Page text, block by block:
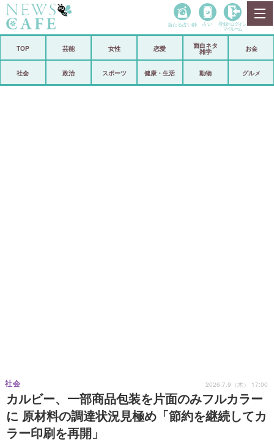
政治
当たる占い師 占い 登録• ログイン
マイルーム
TOP 芸能 女性 恋愛
面白ネタ
雑学
お金
社会 政治 スポーツ 健康・生活 動物 グルメ
カルビー、一部商品包装を片面のみフルカラー
に 原材料の調達状況見極め「節約を継続してカ
ラー印刷を再開」
社会 2026.7.9（木） 17:00